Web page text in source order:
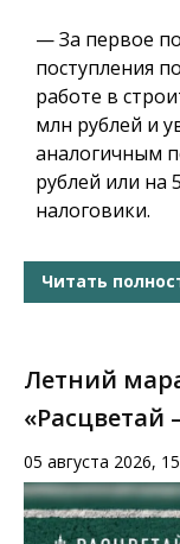
— За первое
поступления
работе в
млн рублей и
аналогичным
рублей или на
налоговики.
Читать
Летний
«Расцветай
05 августа 2026,